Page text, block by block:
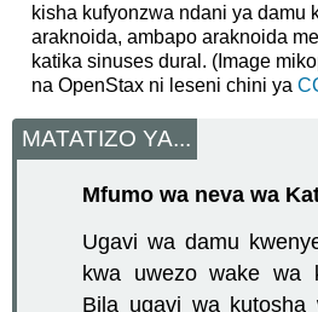
kisha kufyonzwa ndani ya damu
araknoida, ambapo araknoida
katika sinuses dural. (Image
na OpenStax ni leseni chini ya
MATATIZO YA...
Mfumo wa neva wa
Ugavi wa damu
kwa uwezo wake wa
Bila ugavi wa